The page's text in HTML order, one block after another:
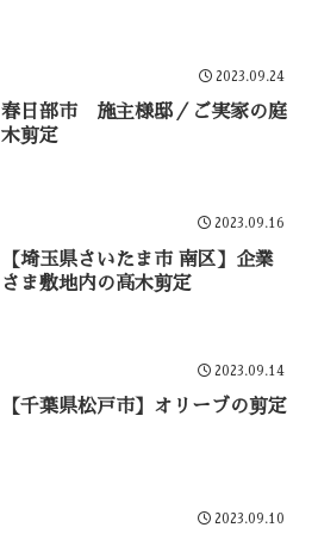
2023.09.24
春日部市 施主様邸／ご実家の庭
木剪定
2023.09.16
【埼玉県さいたま市 南区】企業
さま敷地内の高木剪定
2023.09.14
【千葉県松戸市】オリーブの剪定
2023.09.10